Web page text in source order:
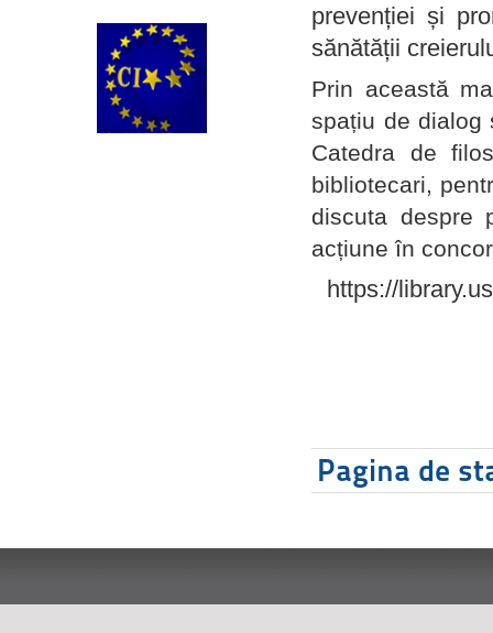
prevenției și
sănătății
Prin această
spațiu de dialog
Catedra de
bibliotecari,
discuta despre
acțiune în
https://
Pagina de